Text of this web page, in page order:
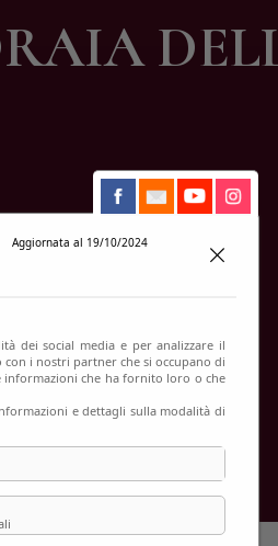
Aggiornata al 19/10/2024
dei social media e per analizzare il
i nostri partner che si occupano di
informazioni che ha fornito loro o che
e dettagli sulla modalità di